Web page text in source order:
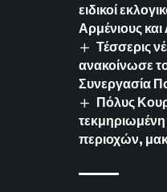
ειδικοί
Αρμένιους και
Τέσσερις
ανακοίνωσε
Συνεργασία
Πόλυς
περιοχών,